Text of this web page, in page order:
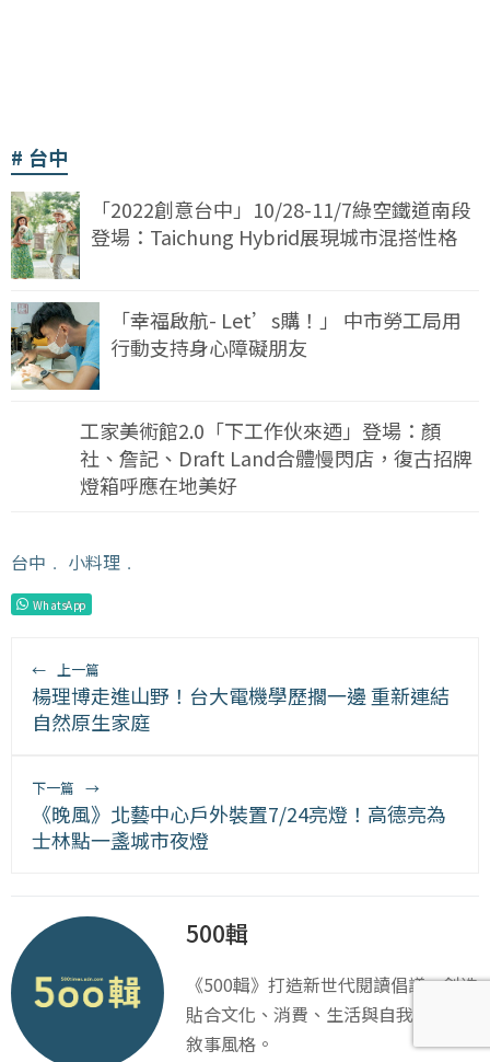
台中
「2022創意台中」10/28-11/7綠空鐵道南段
登場：Taichung Hybrid展現城市混搭性格
「幸福啟航- Let’s購！」 中市勞工局用
行動支持身心障礙朋友
工家美術館2.0「下工作伙來迺」登場：顏
社、詹記、Draft Land合體慢閃店，復古招牌
燈箱呼應在地美好
台中 ﹒ 小料理 ﹒
WhatsApp
← 上一篇
楊理博走進山野！台大電機學歷擱一邊 重新連結
自然原生家庭
下一篇 →
《晚風》北藝中心戶外裝置7/24亮燈！高德亮為
士林點一盞城市夜燈
500輯
《500輯》打造新世代閱讀倡議，創造
貼合文化、消費、生活與自我實踐的
敘事風格。